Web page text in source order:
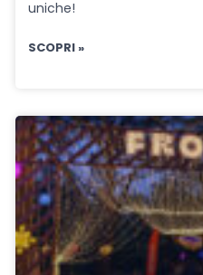
uniche!
SCOPRI »